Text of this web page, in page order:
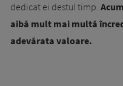
dedicat ei destul timp.
aibă mult mai multă
adevărata valoare.